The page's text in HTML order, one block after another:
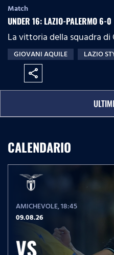
Match
UNDER 16: LAZIO-PALERMO 6-0
La vittoria della squadra
GIOVANI AQUILE LAZIO
share
CALENDARIO
AMICHEVOLE, 18:45
09.08.26
VS